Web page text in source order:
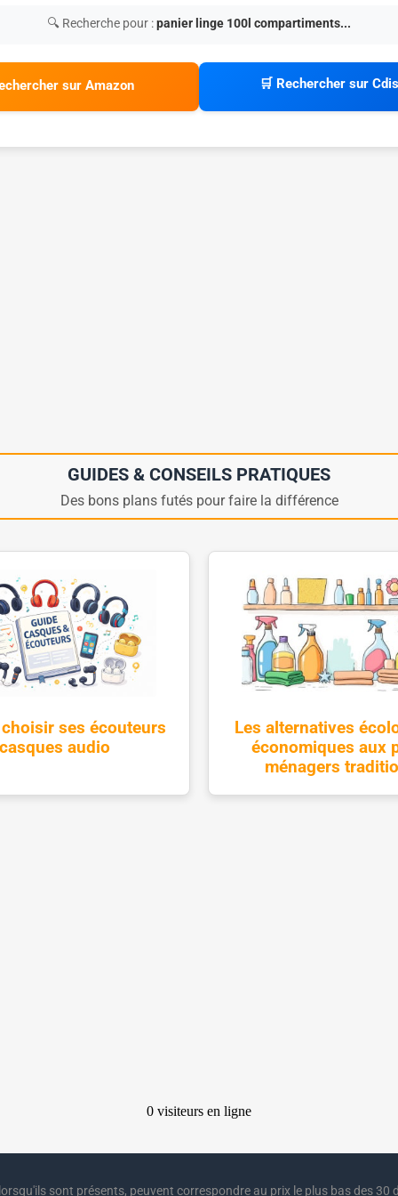
🔍 Recherche pour :panier linge 100l compartiments...
sur Amazon 🛒 Rechercher sur
GUIDES & CONSEILS PRATIQUES
Des bons plans futés pour faire la différence
ses écouteurs
audio
Les alternatives
économiques aux
ménagers
sont présents, peuvent correspondre au prix le plus bas des 30